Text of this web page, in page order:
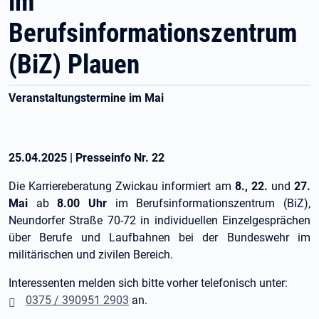
Berufsinformationszentrum
(BiZ) Plauen
Veranstaltungstermine im Mai
25.04.2025 | Presseinfo Nr. 22
Die Karriereberatung Zwickau informiert am 8., 22. und 27.
Mai ab8.00 Uhr im Berufsinformationszentrum (BiZ),
Neundorfer Straße 70-72 in individuellen Einzelgesprächen
über Berufe und Laufbahnen bei der Bundeswehr im
militärischen und zivilen Bereich.
Interessenten melden sich bitte vorher telefonisch unter:
0375 / 390951 2903 an.